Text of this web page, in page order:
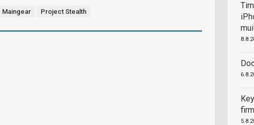
Maingear Project Stealth